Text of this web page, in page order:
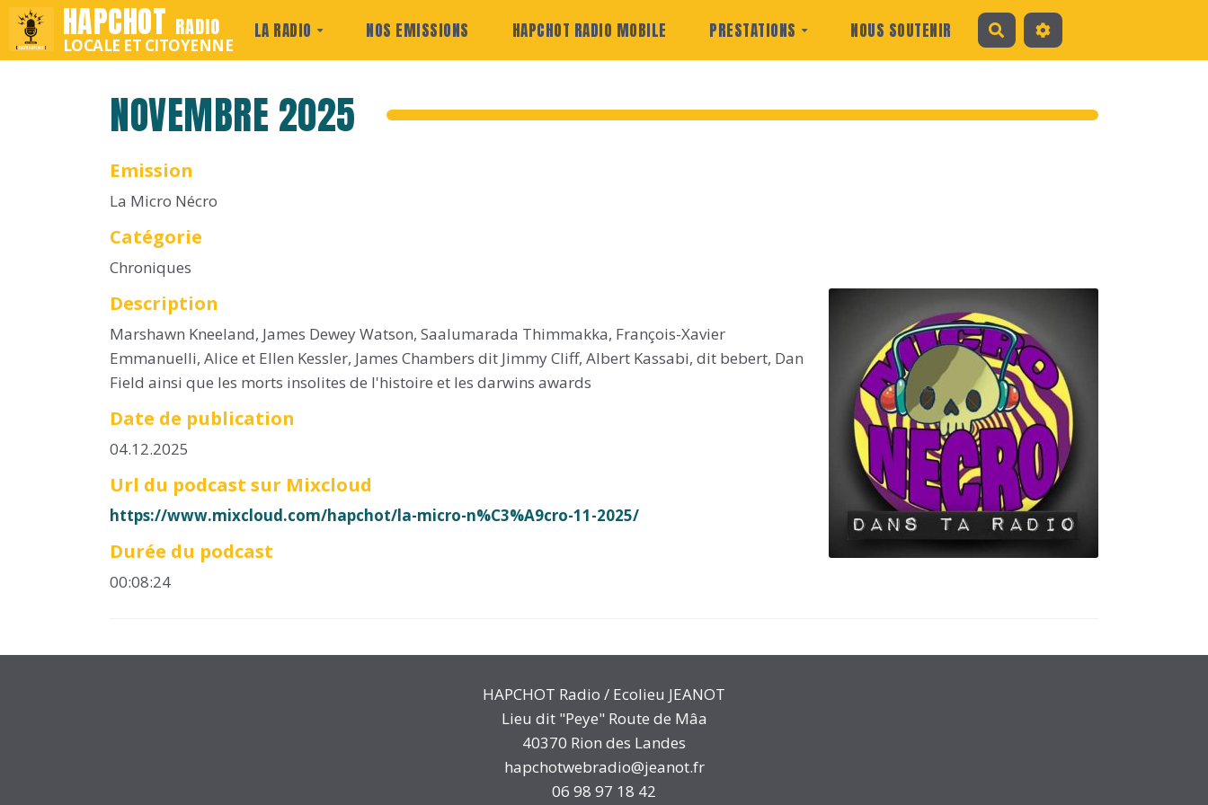
HAPCHOT RADIO
LOCALE ET CITOYENNE
LA RADIO NOS EMISSIONS HAPCHOT RADIO MOBILE PRESTATIONS NOUS SOUTENIR Rechercher
NOVEMBRE 2025
Emission
La Micro Nécro
Catégorie
Chroniques
Description
Marshawn Kneeland, James Dewey Watson, Saalumarada Thimmakka, François-Xavier
Emmanuelli, Alice et Ellen Kessler, James Chambers dit Jimmy Cliff, Albert Kassabi, dit bebert, Dan
Field ainsi que les morts insolites de l'histoire et les darwins awards
Date de publication
04.12.2025
Url du podcast sur Mixcloud
https://www.mixcloud.com/hapchot/la-micro-n%C3%A9cro-11-2025/
Durée du podcast
00:08:24
HAPCHOT Radio / Ecolieu JEANOT
Lieu dit "Peye" Route de Mâa
40370 Rion des Landes
hapchotwebradio@jeanot.fr
06 98 97 18 42